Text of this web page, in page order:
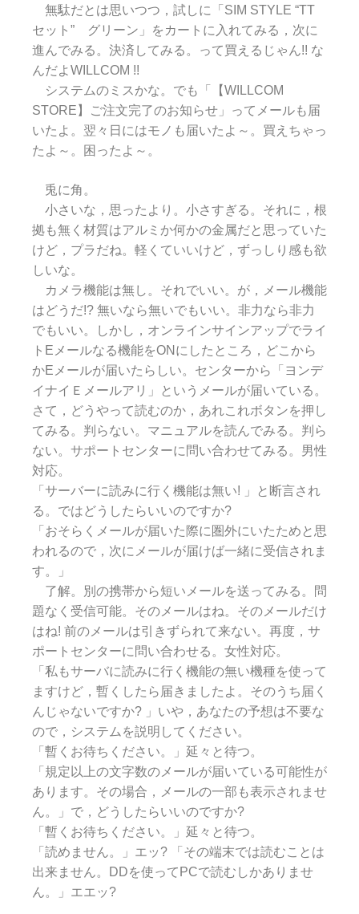
無駄だとは思いつつ，試しに「SIM STYLE “TT
セット” グリーン」をカートに入れてみる，次に
進んでみる。決済してみる。って買えるじゃん!! な
んだよWILLCOM !!
システムのミスかな。でも「【WILLCOM
STORE】ご注文完了のお知らせ」ってメールも届
いたよ。翌々日にはモノも届いたよ～。買えちゃっ
たよ～。困ったよ～。
兎に角。
小さいな，思ったより。小さすぎる。それに，根
拠も無く材質はアルミか何かの金属だと思っていた
けど，プラだね。軽くていいけど，ずっしり感も欲
しいな。
カメラ機能は無し。それでいい。が，メール機能
はどうだ!? 無いなら無いでもいい。非力なら非力
でもいい。しかし，オンラインサインアップでライ
トEメールなる機能をONにしたところ，どこから
かEメールが届いたらしい。センターから「ヨンデ
イナイＥメールアリ」というメールが届いている。
さて，どうやって読むのか，あれこれボタンを押し
てみる。判らない。マニュアルを読んでみる。判ら
ない。サポートセンターに問い合わせてみる。男性
対応。
「サーバーに読みに行く機能は無い! 」と断言され
る。ではどうしたらいいのですか?
「おそらくメールが届いた際に圏外にいたためと思
われるので，次にメールが届けば一緒に受信されま
す。」
了解。別の携帯から短いメールを送ってみる。問
題なく受信可能。そのメールはね。そのメールだけ
はね! 前のメールは引きずられて来ない。再度，サ
ポートセンターに問い合わせる。女性対応。
「私もサーバに読みに行く機能の無い機種を使って
ますけど，暫くしたら届きましたよ。そのうち届く
んじゃないですか? 」いや，あなたの予想は不要な
ので，システムを説明してください。
「暫くお待ちください。」延々と待つ。
「規定以上の文字数のメールが届いている可能性が
あります。その場合，メールの一部も表示されませ
ん。」で，どうしたらいいのですか?
「暫くお待ちください。」延々と待つ。
「読めません。」エッ? 「その端末では読むことは
出来ません。DDを使ってPCで読むしかありませ
ん。」エエッ?